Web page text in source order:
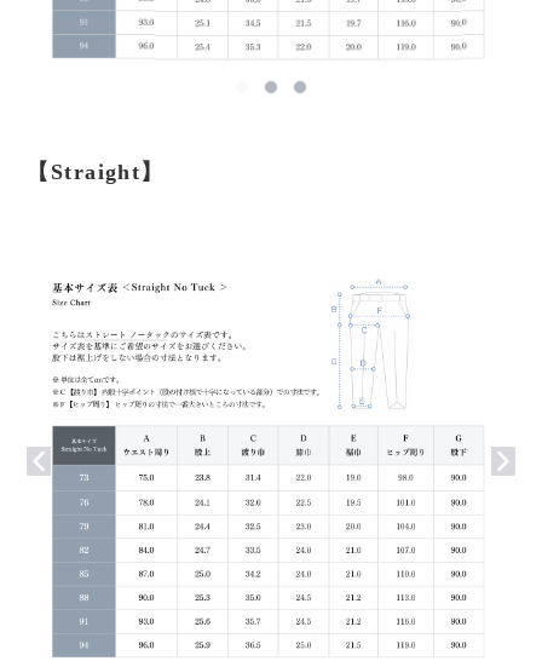
【Straight】